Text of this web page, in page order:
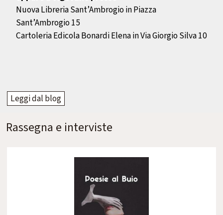
Nuova Libreria Sant’Ambrogio inPiazza
Sant’Ambrogio 15
Cartoleria Edicola Bonardi Elena in Via Giorgio Silva 10
Leggi dal blog
Rassegna e interviste